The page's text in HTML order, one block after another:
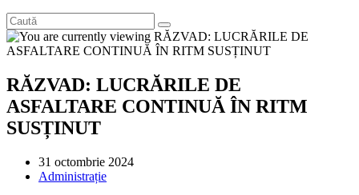
RĂZVAD: LUCRĂRILE DE
ASFALTARE CONTINUĂ ÎN RITM
SUSȚINUT
Post
published:
31 octombrie 2024
Post
Administrație